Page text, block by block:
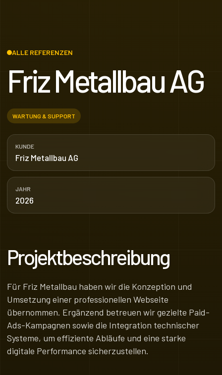
ALLE REFERENZEN
Friz Metallbau AG
WARTUNG & SUPPORT
KUNDE
Friz Metallbau AG
JAHR
2026
Projektbeschreibung
Für Friz Metallbau haben wir die Konzeption und
Umsetzung einer professionellen Webseite
übernommen. Ergänzend betreuen wir gezielte Paid-
Ads-Kampagnen sowie die Integration technischer
Systeme, um effiziente Abläufe und eine starke
digitale Performance sicherzustellen.